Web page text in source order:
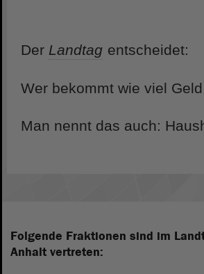
Der Landtag entscheidet:
Wer bekommt wie viel
Man nennt das auch:
Folgende Fraktionen sind im
Anhalt vertreten: